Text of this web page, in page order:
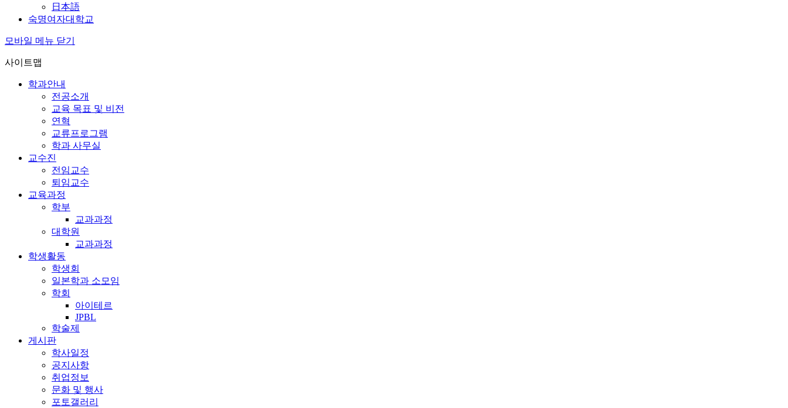
日本語
숙명여자대학교
모바일 메뉴 닫기
사이트맵
학과안내
전공소개
교육 목표 및 비전
연혁
교류프로그램
학과 사무실
교수진
전임교수
퇴임교수
교육과정
학부
교과과정
대학원
교과과정
학생활동
학생회
일본학과 소모임
학회
아이테르
JPBL
학술제
게시판
학사일정
공지사항
취업정보
문화 및 행사
포토갤러리